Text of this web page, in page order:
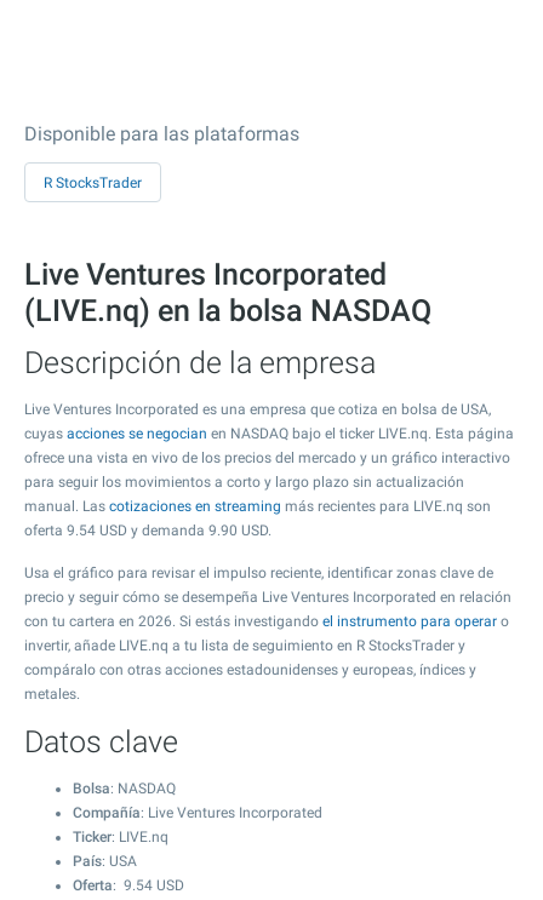
Disponible para las plataformas
R StocksTrader
Live Ventures Incorporated
(LIVE.nq) en la bolsa NASDAQ
Descripción de la empresa
Live Ventures Incorporated es una empresa que cotiza en bolsa de USA,
cuyas acciones se negocian en NASDAQ bajo el ticker LIVE.nq. Esta página
ofrece una vista en vivo de los precios del mercado y un gráfico interactivo
para seguir los movimientos a corto y largo plazo sin actualización
manual. Las cotizaciones en streaming más recientes para LIVE.nq son
oferta 9.54 USD y demanda 9.90 USD.
Usa el gráfico para revisar el impulso reciente, identificar zonas clave de
precio y seguir cómo se desempeña Live Ventures Incorporated en relación
con tu cartera en 2026. Si estás investigando el instrumento para operar o
invertir, añade LIVE.nq a tu lista de seguimiento en R StocksTrader y
compáralo con otras acciones estadounidenses y europeas, índices y
metales.
Datos clave
Bolsa: NASDAQ
Compañía: Live Ventures Incorporated
Ticker: LIVE.nq
País: USA
Oferta: 9.54 USD